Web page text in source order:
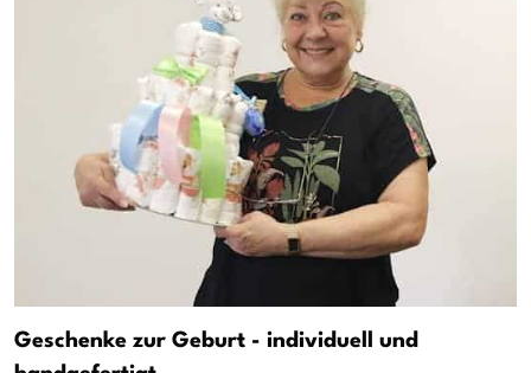
Geschenke zur Geburt - individuell und